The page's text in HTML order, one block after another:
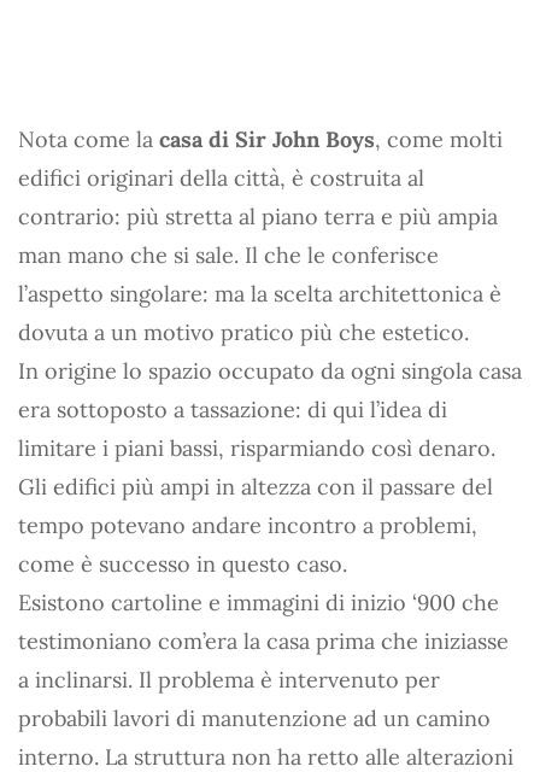
Nota come la casa di Sir John Boys, come molti
edifici originari della città, è costruita al
contrario: più stretta al piano terra e più ampia
man mano che si sale. Il che le conferisce
l’aspetto singolare: ma la scelta architettonica è
dovuta a un motivo pratico più che estetico.
In origine lo spazio occupato da ogni singola casa
era sottoposto a tassazione: di qui l’idea di
limitare i piani bassi, risparmiando così denaro.
Gli edifici più ampi in altezza con il passare del
tempo potevano andare incontro a problemi,
come è successo in questo caso.
Esistono cartoline e immagini di inizio ‘900 che
testimoniano com’era la casa prima che iniziasse
a inclinarsi. Il problema è intervenuto per
probabili lavori di manutenzione ad un camino
interno. La struttura non ha retto alle alterazioni